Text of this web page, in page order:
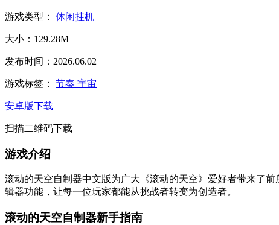
游戏类型： 休闲挂机
大小：129.28M
发布时间：2026.06.02
游戏标签： 节奏 宇宙
安卓版下载
扫描二维码下载
游戏介绍
滚动的天空自制器中文版为广大《滚动的天空》爱好者带来了
辑器功能，让每一位玩家都能从挑战者转变为创造者。
滚动的天空自制器新手指南